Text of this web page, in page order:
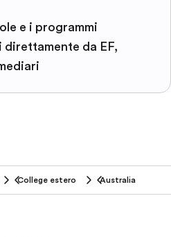
e i programmi
da EF,
College estero Australia